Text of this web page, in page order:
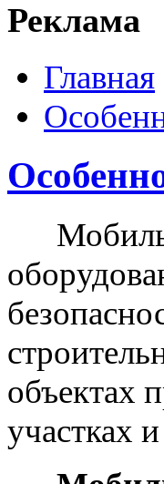
Реклама
Главная
объектах
участках